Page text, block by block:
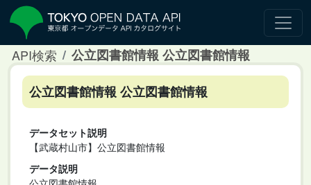
API検索 公立図書館情報 公立図書館情報
公立図書館情報 公立図書館情報
データセット説明
【武蔵村山市】公立図書館情報
データ説明